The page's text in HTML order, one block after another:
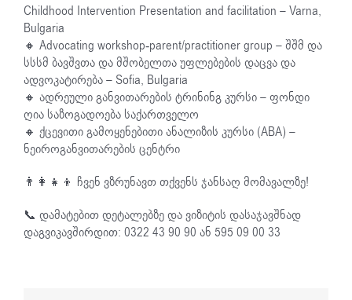
Childhood Intervention Presentation and facilitation – Varna,
Bulgaria
🔸 Advocating workshop-parent/practitioner group – შშმ და
სსსმ ბავშვთა და მშობელთა უფლებების დაცვა და
ადვოკატირება – Sofia, Bulgaria
🔸 ადრეული განვითარების ტრინინგ კურსი – ფონდი
ღია საზოგადოება საქართველო
🔸 ქცევითი გამოყენებითი ანალიზის კურსი (ABA) –
ნეიროგანვითარების ცენტრი
👨‍👩‍👧‍👦 ჩვენ ვზრუნავთ თქვენს ჯანსაღ მომავალზე!
📞 დამატებით დეტალებზე და ვიზიტის დასაჯავშნად
დაგვიკავშირდით: 0322 43 90 90 ან 595 09 00 33